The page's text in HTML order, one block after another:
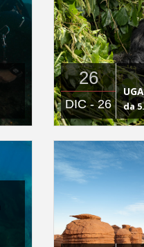
26
DIC - 26 da